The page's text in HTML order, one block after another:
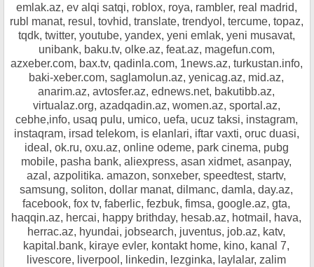
emlak.az, ev alqi satqi, roblox, roya, rambler, real madrid,
rubl manat, resul, tovhid, translate, trendyol, tercume, topaz,
tqdk, twitter, youtube, yandex, yeni emlak, yeni musavat,
unibank, baku.tv, olke.az, feat.az, magefun.com,
azxeber.com, bax.tv, qadinla.com, 1news.az, turkustan.info,
baki-xeber.com, saglamolun.az, yenicag.az, mid.az,
anarim.az, avtosfer.az, ednews.net, bakutibb.az,
virtualaz.org, azadqadin.az, women.az, sportal.az,
cebhe,info, usaq pulu, umico, uefa, ucuz taksi, instagram,
instaqram, irsad telekom, is elanlari, iftar vaxti, oruc duasi,
ideal, ok.ru, oxu.az, online odeme, park cinema, pubg
mobile, pasha bank, aliexpress, asan xidmet, asanpay,
azal, azpolitika. amazon, sonxeber, speedtest, startv,
samsung, soliton, dollar manat, dilmanc, damla, day.az,
facebook, fox tv, faberlic, fezbuk, fimsa, google.az, gta,
haqqin.az, hercai, happy brithday, hesab.az, hotmail, hava,
herrac.az, hyundai, jobsearch, juventus, job.az, katv,
kapital.bank, kiraye evler, kontakt home, kino, kanal 7,
livescore, liverpool, linkedin, lezginka, laylalar, zalim